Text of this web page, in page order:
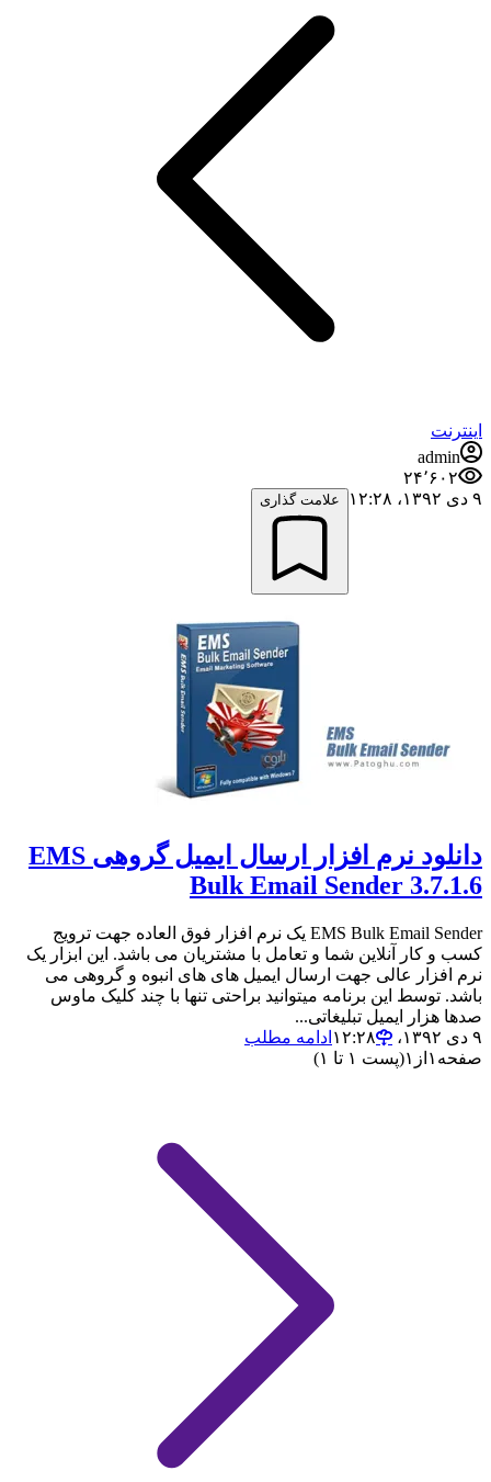
اینترنت
admin
۲۴٬۶۰۲
۹ دی ۱۳۹۲،‏ ۱۲:۲۸
علامت گذاری
دانلود نرم افزار ارسال ایمیل گروهی EMS
Bulk Email Sender 3.7.1.6
EMS Bulk Email Sender یک نرم افزار فوق العاده جهت ترویج
کسب و کار آنلاین شما و تعامل با مشتریان می باشد. این ابزار یک
نرم افزار عالی جهت ارسال ایمیل های های انبوه و گروهی می
باشد. توسط این برنامه میتوانید براحتی تنها با چند کلیک ماوس
صدها هزار ایمیل تبلیغاتی...
۹ دی ۱۳۹۲،‏ ۱۲:۲۸
ادامه مطلب
صفحه ۱ از ۱(پست ۱ تا ۱)